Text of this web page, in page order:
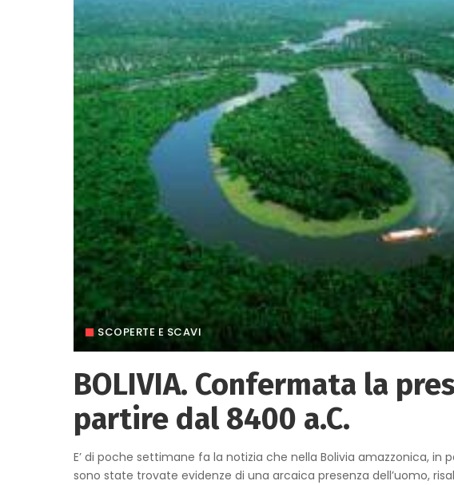
SCOPERTE E SCAVI
BOLIVIA. Confermata la
partire dal 8400 a.C.
E’ di poche settimane fa la notizia che nella Bolivia amazzonica, in
sono state trovate evidenze di una arcaica presenza dell’uomo,